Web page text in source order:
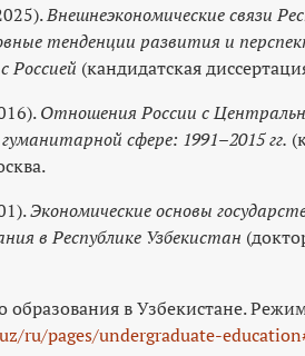
Внешнеэкономические связи
тенденции развития и
Россией (кандидатская
Отношения России с
сфере: 1991–2015 гг.
Экономические основы
в Республике Узбекистан
образования в Узбекистане.
ru/pages/undergraduate-